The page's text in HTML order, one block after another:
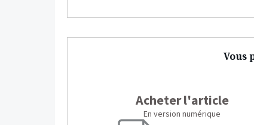
Vous
Acheter l'article
En version numérique